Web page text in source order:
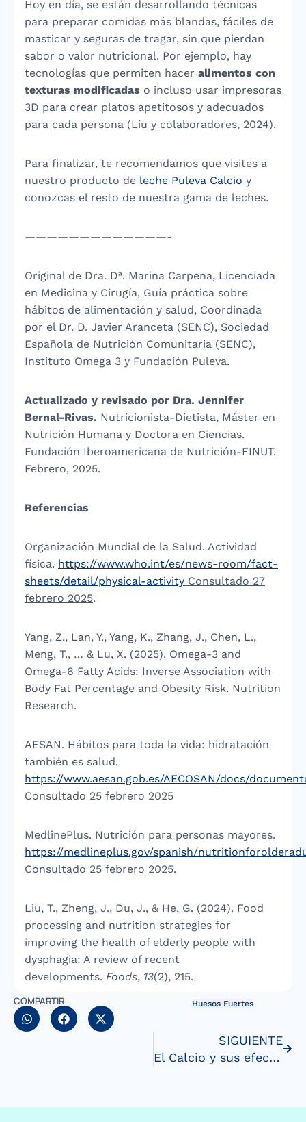
Hoy en día, se están desarrollando técnicas
para preparar comidas más blandas, fáciles de
masticar y seguras de tragar, sin que pierdan
sabor o valor nutricional. Por ejemplo, hay
tecnologías que permiten hacer alimentos con
texturas modificadas o incluso usar impresoras
3D para crear platos apetitosos y adecuados
para cada persona (Liu y colaboradores, 2024).
Para finalizar, te recomendamos que visites a
nuestro producto de leche Puleva Calcio y
conozcas el resto de nuestra gama de leches.
—————————————-
Original de Dra. Dª. Marina Carpena, Licenciada
en Medicina y Cirugía, Guía práctica sobre
hábitos de alimentación y salud, Coordinada
por el Dr. D. Javier Aranceta (SENC), Sociedad
Española de Nutrición Comunitaria (SENC),
Instituto Omega 3 y Fundación Puleva.
Actualizado y revisado por Dra. Jennifer
Bernal-Rivas. Nutricionista-Dietista, Máster en
Nutrición Humana y Doctora en Ciencias.
Fundación Iberoamericana de Nutrición-FINUT.
Febrero, 2025.
Referencias
Organización Mundial de la Salud. Actividad
física. https://www.who.int/es/news-room/fact-
sheets/detail/physical-activity Consultado 27
febrero 2025.
Yang, Z., Lan, Y., Yang, K., Zhang, J., Chen, L.,
Meng, T., … & Lu, X. (2025). Omega-3 and
Omega-6 Fatty Acids: Inverse Association with
Body Fat Percentage and Obesity Risk. Nutrition
Research.
AESAN. Hábitos para toda la vida: hidratación
también es salud.
https://www.aesan.gob.es/AECOSAN/docs/
Consultado 25 febrero 2025
MedlinePlus. Nutrición para personas mayores.
https://medlineplus.gov/spanish/
Consultado 25 febrero 2025.
Liu, T., Zheng, J., Du, J., & He, G. (2024). Food
processing and nutrition strategies for
improving the health of elderly people with
dysphagia: A review of recent
developments. Foods, 13(2), 215.
COMPARTIR Huesos Fuertes
SIGUIENTE
El Calcio y sus efectos en la Salud